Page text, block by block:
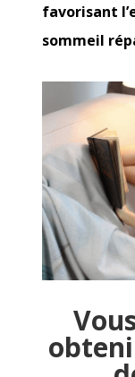
favorisant
sommeil